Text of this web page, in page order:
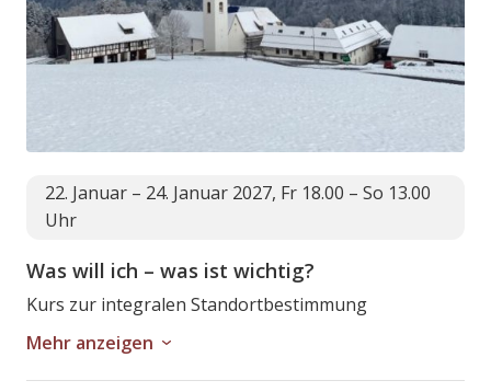
22. Januar – 24. Januar 2027, Fr 18.00 – So 13.00
Uhr
Was will ich – was ist wichtig?
Kurs zur integralen Standortbestimmung
Mehr anzeigen